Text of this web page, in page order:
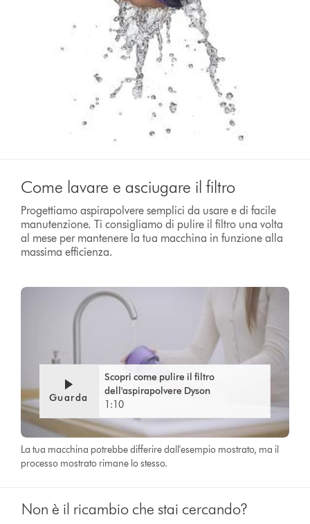
Come lavare e asciugare il filtro
Progettiamo aspirapolvere semplici da usare e di facile
manutenzione. Ti consigliamo di pulire il filtro una volta
al mese per mantenere la tua macchina in funzione alla
massima efficienza.
Guarda
Scopri come pulire il filtro
dell'aspirapolvere Dyson
1:10
La tua macchina potrebbe differire dall'esempio mostrato, ma il
processo mostrato rimane lo stesso.
Non è il ricambio che stai cercando?